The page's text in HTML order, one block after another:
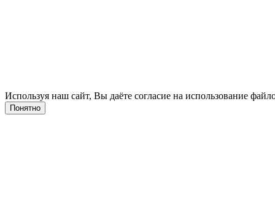
Используя наш сайт, Вы даёте согласие на использование
Понятно